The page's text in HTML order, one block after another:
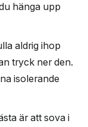
hänga upp
aldrig ihop
tryck ner den.
isolerande
är att sova i